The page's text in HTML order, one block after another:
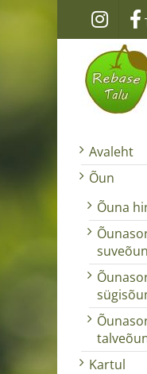
Avaleht
Õun
Õuna
Kartul